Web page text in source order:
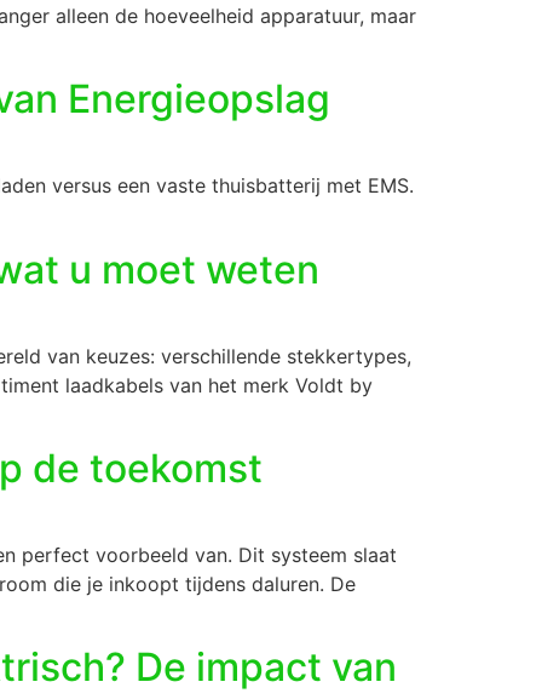
alleen de hoeveelheid apparatuur, maar
Energieopslag
versus een vaste thuisbatterij met EMS.
u moet weten
van keuzes: verschillende stekkertypes,
laadkabels van het merk Voldt by
de toekomst
perfect voorbeeld van. Dit systeem slaat
die je inkoopt tijdens daluren. De
De impact van